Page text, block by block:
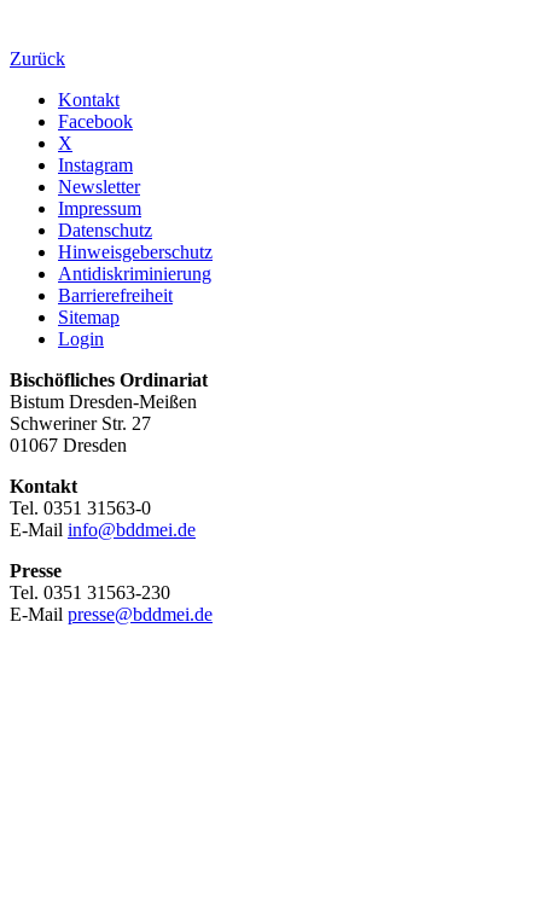
Zurück
Kontakt
Facebook
X
Instagram
Newsletter
Impressum
Datenschutz
Hinweisgeberschutz
Antidiskriminierung
Barrierefreiheit
Sitemap
Login
Bischöfliches Ordinariat
Bistum Dresden-Meißen
Schweriner Str. 27
01067 Dresden
Kontakt
Tel. 0351 31563-0
E-Mail info@bddmei.de
Presse
Tel. 0351 31563-230
E-Mail presse@bddmei.de